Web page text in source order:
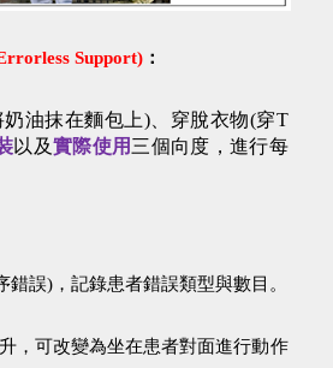
Support) ：
油抹在麵包上)、穿脫衣物(穿T
以及實際使用 三個向度，進行每
錯誤) ，記錄患者錯誤類型與數目。
，可改變為坐在患者對面進行動作